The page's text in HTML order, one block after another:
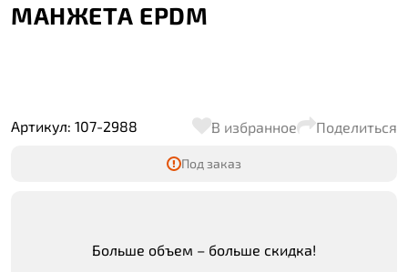
МАНЖЕТА EPDM
Артикул: 107-2988 В избранное Поделиться
Под заказ
Больше объем – больше скидка!